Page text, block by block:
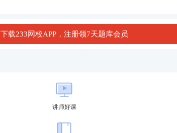
下载233网校APP，注册领7天题库会员
讲师好课